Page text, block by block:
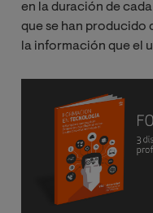
en la duración de
que se han producido
la información que el